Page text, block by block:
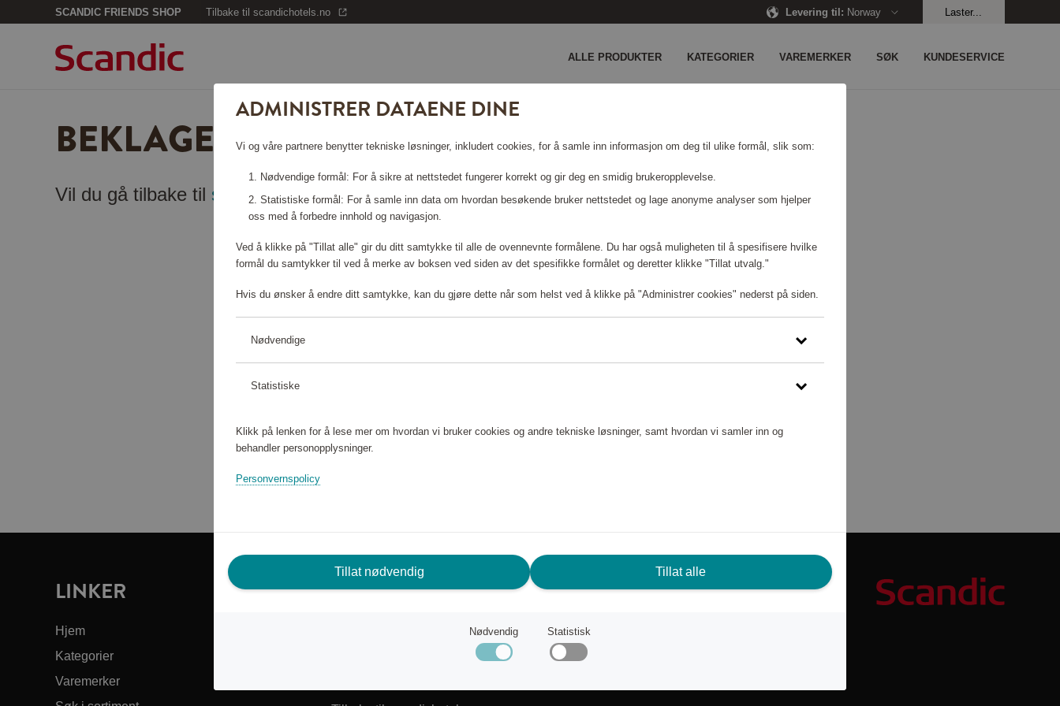
SCANDIC FRIENDS SHOP Tilbake til scandichotels.no Levering til: Norway Laster...
ALLE PRODUKTER KATEGORIER VAREMERKER SØK KUNDESERVICE
BEKLAGER, SIDEN KAN IKKE FINNES.
Vil du gå tilbake til startsiden?
ADMINISTRER DATAENE DINE
Vi og våre partnere benytter tekniske løsninger, inkludert cookies, for å samle inn informasjon om deg til ulike formål, slik som:
Nødvendige formål: For å sikre at nettstedet fungerer korrekt og gir deg en smidig brukeropplevelse.
Statistiske formål: For å samle inn data om hvordan besøkende bruker nettstedet og lage anonyme analyser som hjelper
oss med å forbedre innhold og navigasjon.
Ved å klikke på "Tillat alle" gir du ditt samtykke til alle de ovennevnte formålene. Du har også muligheten til å spesifisere hvilke
formål du samtykker til ved å merke av boksen ved siden av det spesifikke formålet og deretter klikke "Tillat utvalg."
Hvis du ønsker å endre ditt samtykke, kan du gjøre dette når som helst ved å klikke på "Administrer cookies" nederst på siden.
Nødvendige
Statistiske
Klikk på lenken for å lese mer om hvordan vi bruker cookies og andre tekniske løsninger, samt hvordan vi samler inn og
behandler personopplysninger.
Personvernspolicy
Tillat nødvendig Tillat alle
Nødvendig Statistisk
LINKER
Hjem
Kategorier
Varemerker
TRENGER DU HJELP? VI ER HER